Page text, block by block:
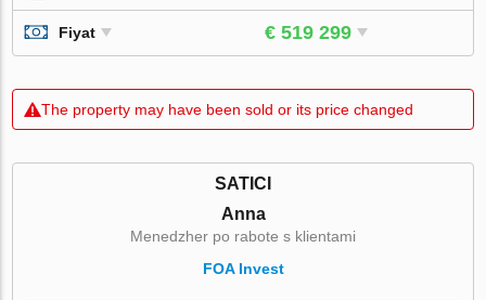
Fiyat € 519 299
The property may have been sold or its price changed
SATICI
Anna
Menedzher po rabote s klientami
FOA Invest